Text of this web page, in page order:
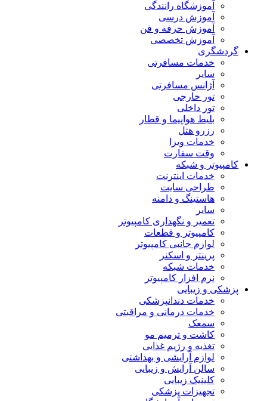
آموزشگاه رانندگی
آموزش درسی
آموزش حرفه و فن
آموزش تخصصی
گردشگری
خدمات مسافرتی
سایر
آژانس مسافرتی
تور خارجی
تور داخلی
بلیط هواپیما و قطار
رزرو هتل
خدمات ویزا
وقت سفارت
کامپیوتر و شبکه
خدمات اینترنت
طراحی سایت
هاستینگ و دامنه
سایر
تعمیر و نگهداری کامپیوتر
کامپیوتر و قطعات
لوازم جانبی کامپیوتر
پرینتر و اسکنر
خدمات شبکه
نرم افزار کامپیوتر
پزشکی و زیبایی
خدمات دندانپزشکی
خدمات درمانی و مراقبتی
سمعک
کاشت و ترمیم مو
تغذیه و رژیم غذایی
لوازم آرایشی و بهداشتی
سالن آرایش و زیبایی
کلینیک زیبایی
تجهیزات پزشکی